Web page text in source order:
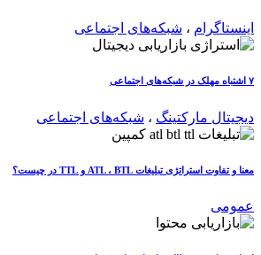
اینستاگرام ، شبکه‌های اجتماعی
۷ اشتباه مهلک در شبکه‌های اجتماعی
دیجیتال مارکتینگ ، شبکه‌های اجتماعی
معنا و تفاوت استراتژی تبلیغات ATL ، BTL و TTL در چیست؟
عمومی